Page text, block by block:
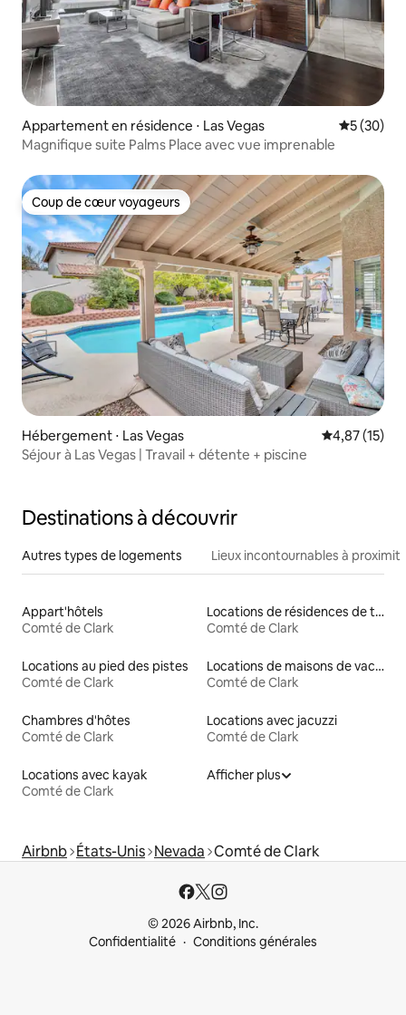
Appartement en résidence ⋅ Las Vegas
5 (30)
Magnifique suite Palms Place avec vue imprenable
Coup de cœur voyageurs
Coup de cœur voyageurs
Hébergement ⋅ Las Vegas Évaluation
4,87 (15)
Séjour à Las Vegas | Travail + détente + piscine
Destinations à découvrir
Autres types de logements Lieux incontournables à
Appart'hôtels
Comté de Clark
Locations de résidences de tourisme
Comté de Clark
Locations au pied des pistes
Comté de Clark
Locations de maisons de vacances
Comté de Clark
Chambres d'hôtes
Comté de Clark
Locations avec jacuzzi
Comté de Clark
Locations avec kayak
Comté de Clark
Afficher plus
Airbnb États-Unis Nevada Comté de Clark
© 2026 Airbnb, Inc.
Confidentialité
Conditions générales